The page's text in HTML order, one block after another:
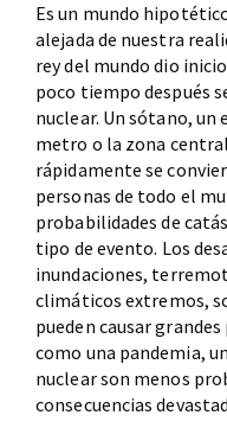
Es un mundo
alejada de nuestra
rey del mundo dio
poco tiempo después
nuclear. Un sótano,
metro o la zona
rápidamente se
personas de todo el
probabilidades de
tipo de evento. Los
inundaciones,
climáticos extremos,
pueden causar
como una pandemia,
nuclear son menos
consecuencias